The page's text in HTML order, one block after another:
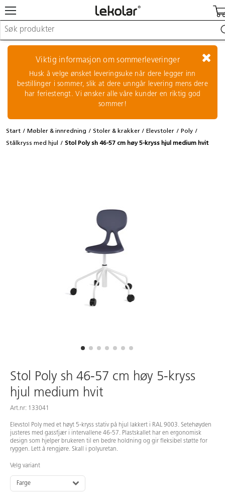
Lekeplassutstyr & utemiljø
Kunst & håndverk
Leker & sykler
Pedagogisk materiell
Barnevogner & småbarnsutstyr
Logge inn / registrere meg
Viktig informasjon om sommerleveringer
Husk å velge ønsket leveringsuke når dere legger inn
bestillinger i sommer, slik at dere unngår levering mens dere
har feriestengt. Vi ønsker alle våre kunder en riktig god
sommer!
Start Møbler & innredning Stoler & krakker Elevstoler
Poly
Stålkryss med hjul
Stol Poly sh 46-57 cm høy 5-kryss hjul medium hvit
Stol Poly sh 46-57 cm høy 5-kryss
hjul medium hvit
Art.nr: 133041
Elevstol Poly med et høyt 5-kryss stativ på hjul lakkert i RAL 9003. Setehøyden
justeres med gassfjær i intervallene 46-57. Plastskallet har en ergonomisk
design som hjelper brukeren til en bedre holdning og gir fleksibel støtte for
ryggen. Lett å rengjøre. Skall i polyuretan.
Velg variant
Farge